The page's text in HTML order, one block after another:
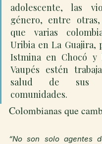
adolescente, las
género, entre
que varias
Uribia en La Guajira,
Istmina en Chocó y
Vaupés estén
salud de sus
comunidades.
Colombianas que
“No son solo agentes